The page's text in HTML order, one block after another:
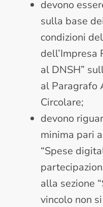
devono
sulla base
condizioni
dell’Impresa
al DNSH”
al Paragrafo
Circolare;
devono
minima pari
“Spese
alla sezione
vincolo non